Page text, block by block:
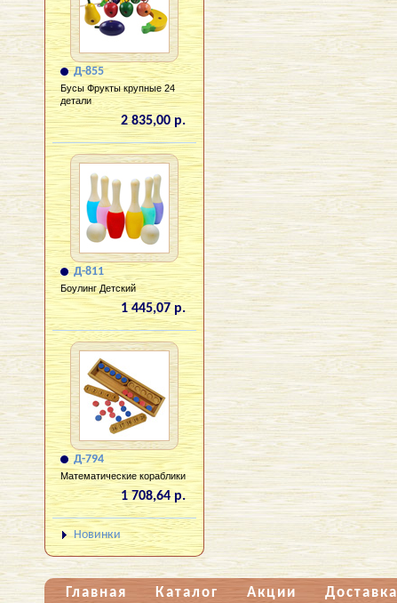
Д-855
Бусы Фрукты крупные 24
детали
2 835,00 р.
Д-811
Боулинг Детский
1 445,07 р.
Д-794
Математические кораблики
1 708,64 р.
Новинки
Главная Каталог Акции Доставка